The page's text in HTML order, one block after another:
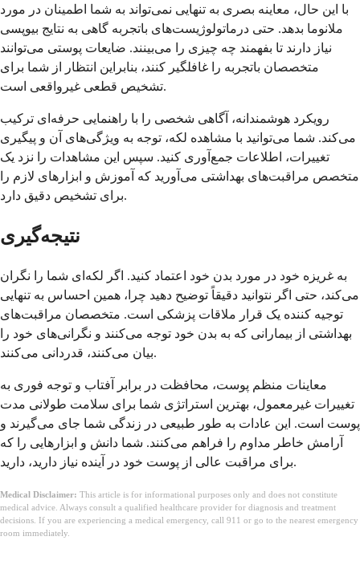
با این حال، معاینه بصری به تنهایی نمی‌تواند به شما اطمینان در مورد
ملانوما بدهد. حتی درماتولوژیست‌های باتجربه گاهی به نتایج بیوپسی
نیاز دارند تا بفهمند چه چیزی را می‌بینند. ضایعات پوستی می‌توانند
متخصصان باتجربه را غافلگیر کنند، بنابراین انتظار از شما برای
تشخیص قطعی غیرواقعی است.
رویکرد هوشمندانه، آگاهی شخصی را با راهنمایی حرفه‌ای ترکیب
می‌کند. شما می‌توانید با مشاهده لکه، توجه به ویژگی‌های آن و پیگیری
تغییرات، اطلاعات جمع‌آوری کنید. سپس این مشاهدات را نزد یک
متخصص مراقبت‌های بهداشتی می‌آورید که آموزش و ابزارهای لازم را
برای تشخیص دقیق دارد.
نتیجه‌گیری
به غریزه خود در مورد بدن خود اعتماد کنید. اگر لکه‌ای شما را نگران
می‌کند، حتی اگر نتوانید دقیقاً توضیح دهید چرا، همین احساس به تنهایی
توجیه کننده یک قرار ملاقات پزشکی است. متخصصان مراقبت‌های
بهداشتی از بیمارانی که به بدن خود توجه می‌کنند و نگرانی‌های خود را
بیان می‌کنند، قدردانی می‌کنند.
معاینات منظم پوست، محافظت در برابر آفتاب و توجه فوری به
تغییرات غیرمعمول، بهترین استراتژی شما برای سلامت طولانی مدت
پوست است. این عادات به طور طبیعی در زندگی شما جای می‌گیرند و
آرامش خاطر مداوم را فراهم می‌کنند. شما دانش و ابزارهایی را که
برای مراقبت عالی از پوست خود در آینده نیاز دارید، دارید.
Medical Disclaimer: This article is for informational purposes only and does not constitute
medical advice. Always consult a qualified healthcare provider for diagnosis and treatment
decisions. If you are experiencing a medical emergency, call 911 or go to the nearest emergency
room immediately.